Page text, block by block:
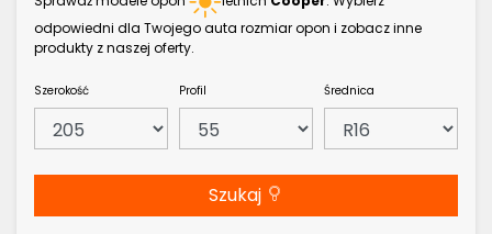
odpowiedni dla Twojego auta rozmiar opon i zobacz inne
produkty z naszej oferty.
Szerokość Profil Średnica
Szukaj